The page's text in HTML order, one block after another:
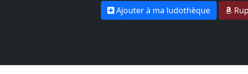
Ajouter à ma ludothèque